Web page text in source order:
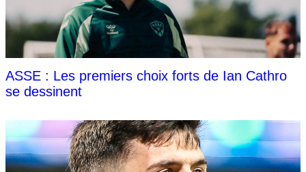
ASSE : Les premiers choix forts de Ian Cathro
se dessinent